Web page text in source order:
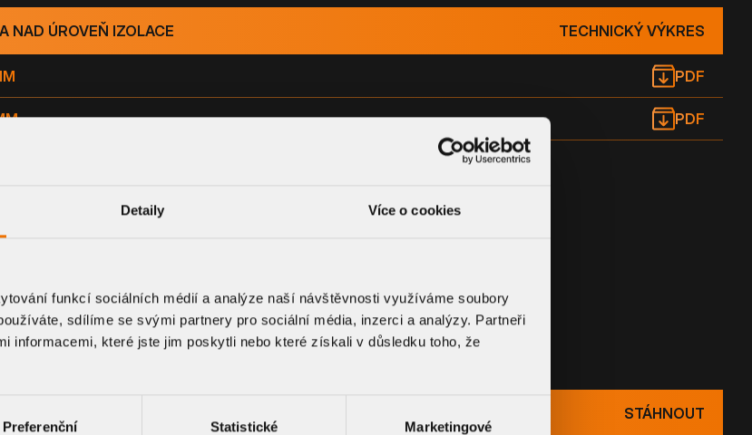
Detaily Více o cookies
funkcí sociálních médií a analýze naší návštěvnosti využíváme soubory
sdílíme se svými partnery pro sociální média, inzerci a analýzy. Partneři
informacemi, které jste jim poskytli nebo které získali v důsledku toho, že
Preferenční Statistické Marketingové
NAD ÚROVEŇ IZOLACE TECHNICKÝ VÝKRES
PDF
PDF
DOKUMENTACE
STÁHNOUT